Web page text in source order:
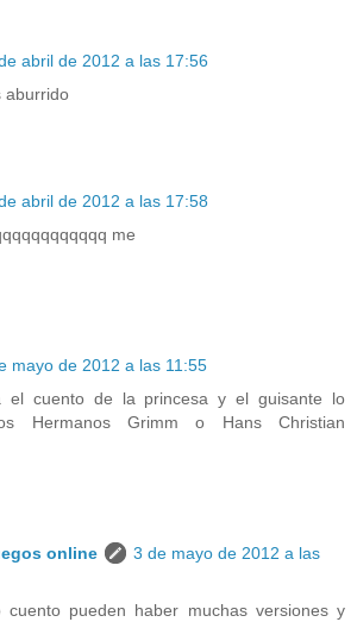
abril de 2012 a las 17:56
aburrido
abril de 2012 a las 17:58
me
mayo de 2012 a las 11:55
el cuento de la princesa y el guisante lo
Hermanos Grimm o Hans Christian
online
3 de mayo de 2012 a las
cuento pueden haber muchas versiones y